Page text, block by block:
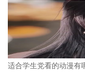
适合学生党看的动漫有